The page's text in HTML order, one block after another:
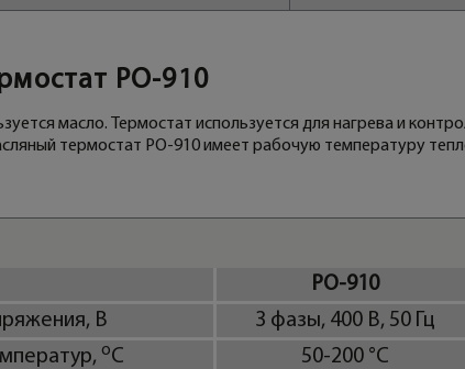
PO-910
масло. Термостат используется для нагрева и
термостат PO-910 имеет рабочую температуру
PO-910
В
3 фазы, 400 В, 50 Гц
оС 50-200 °C